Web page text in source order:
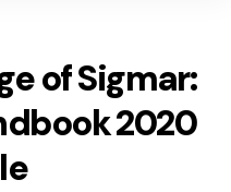
of Sigmar:
2020